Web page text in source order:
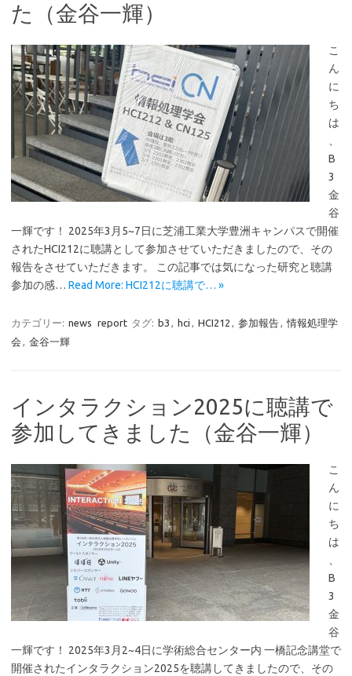
た（金谷一輝）
こ
ん
に
ち
は
B
3
金
谷
一輝です！ 2025年3月5~7日に芝浦工業大学豊洲キャンパスで開催
されたHCI212に聴講として参加させていただきましたので、その
報告をさせていただきます。 この記事では気になった研究と聴講
参加の感… Read More: HCI212に聴講で… »
カテゴリー: news report タグ: b3 , hci , HCI212 , 参加報告, 情報処理学
会 , 金谷一輝
インタラクション2025に聴講で
参加してきました（金谷一輝）
こ
ん
に
ち
は
B
3
金
谷
一輝です！ 2025年3月2~4日に学術総合センター内 一橋記念講堂で
開催されたインタラクション2025を聴講してきましたので、その